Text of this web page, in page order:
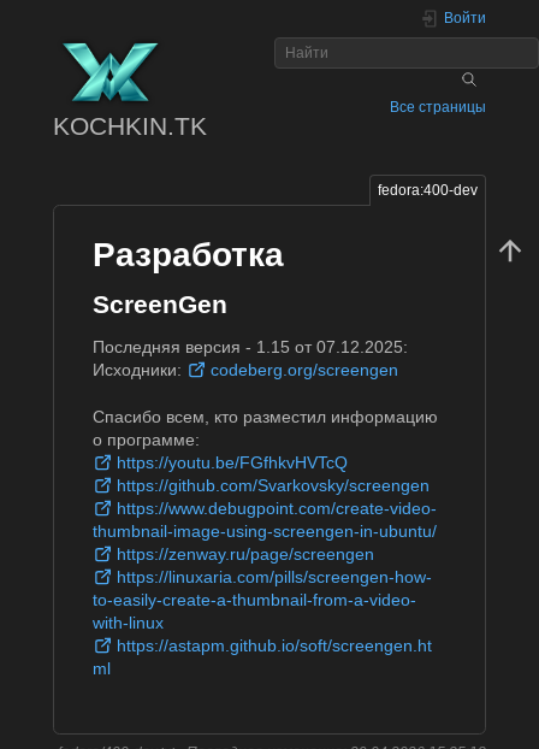
KOCHKIN.TK
Войти
Все страницы
fedora:400-dev
Разработка
ScreenGen
Последняя версия - 1.15 от 07.12.2025:
Исходники:
codeberg.org/screengen
Спасибо всем, кто разместил информацию
о программе:
https://youtu.be/FGfhkvHVTcQ
https://github.com/Svarkovsky/screengen
https://www.debugpoint.com/create-video-
thumbnail-image-using-screengen-in-ubuntu/
https://zenway.ru/page/screengen
https://linuxaria.com/pills/screengen-how-
to-easily-create-a-thumbnail-from-a-video-
with-linux
https://astapm.github.io/soft/screengen.ht
ml